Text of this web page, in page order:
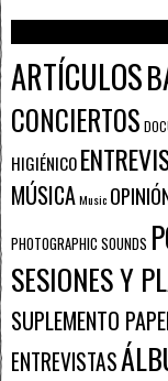
ARTÍCULOS
CONCIERTOS
HIGIÉNICO
MÚSICAMusic
PHOTOGRAPHIC SOUNDS
SESIONES Y
SUPLEMENTO
ENTREVISTAS